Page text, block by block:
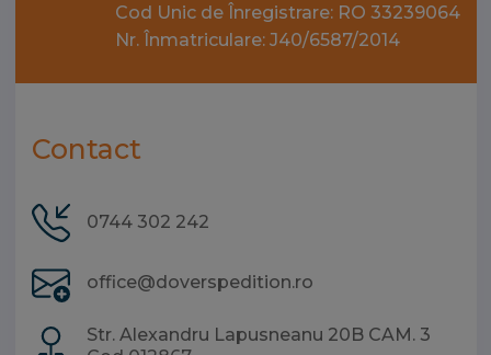
Cod Unic de Înregistrare: RO 33239064
Nr. Înmatriculare: J40/6587/2014
Contact
0744 302 242
office@doverspedition.ro
Str. Alexandru Lapusneanu 20B CAM. 3